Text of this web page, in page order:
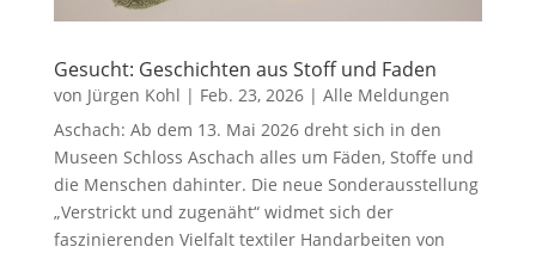
Gesucht: Geschichten aus Stoff und Faden
von Jürgen Kohl | Feb. 23, 2026| Alle Meldungen
Aschach: Ab dem 13. Mai 2026 dreht sich in den
Museen Schloss Aschach alles um Fäden, Stoffe und
die Menschen dahinter. Die neue Sonderausstellung
„Verstrickt und zugenäht“ widmet sich der
faszinierenden Vielfalt textiler Handarbeiten von